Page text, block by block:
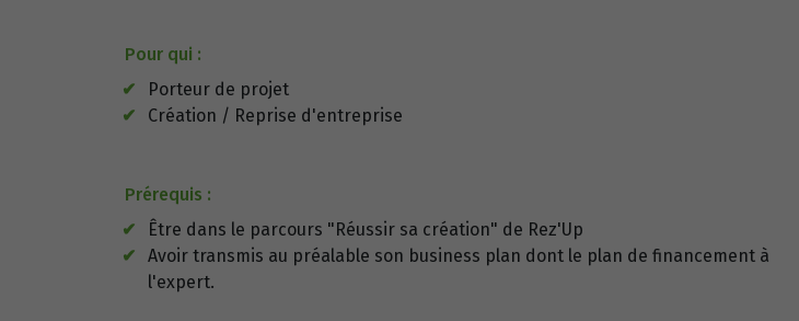
Pour qui :
Porteur de projet
Création / Reprise d'entreprise
Prérequis :
Être dans le parcours "Réussir sa création" de Rez'Up
Avoir transmis au préalable son business plan dont le plan de financement à
l'expert.